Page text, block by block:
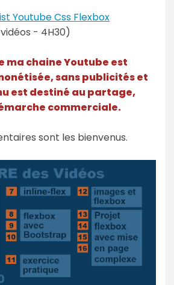
Youtube Css Flexbox
vidéos - 4H30)
ma chaine Youtube est
sans publicités et
est destiné au partage,
commerciale.
sont les bienvenus.